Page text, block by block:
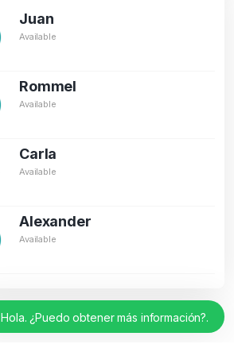
Juan
Available
Rommel
Available
Carla
Available
Alexander
Available
Hola. ¿Puedo obtener más información?.